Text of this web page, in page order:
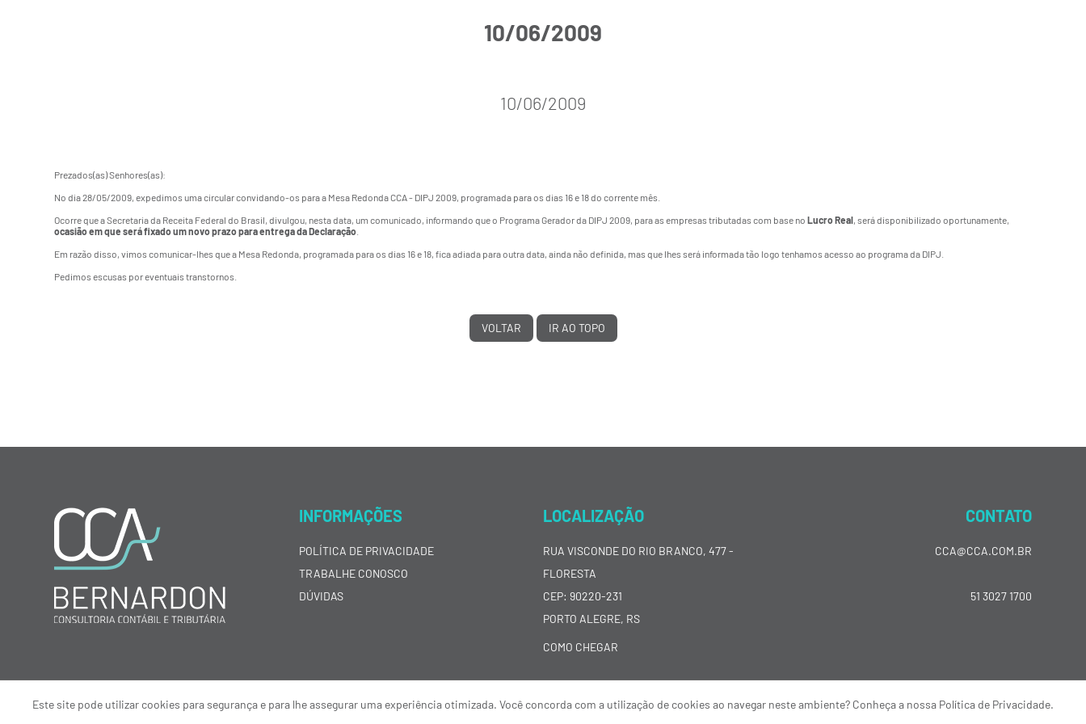
10/06/2009
10/06/2009
Prezados(as) Senhores(as):
No dia 28/05/2009, expedimos uma circular convidando-os para a Mesa Redonda CCA - DIPJ 2009, programada para os dias 16 e 18 do corrente mês.
Ocorre que a Secretaria da Receita Federal do Brasil, divulgou, nesta data, um comunicado, informando que o Programa Gerador da DIPJ 2009, para as empresas tributadas com base noLucro Real, será disponibilizado oportunamente,
ocasião em que será fixado um novo prazo para entrega da Declaração
Em razão disso, vimos comunicar-lhes que a Mesa Redonda, programada para os dias 16 e 18, fica adiada para outra data, ainda não definida, mas que lhes será informada tão logo tenhamos acesso ao programa da DIPJ.
Pedimos escusas por eventuais transtornos.
VOLTAR IR AO TOPO
INFORMAÇÕES
POLÍTICA DE PRIVACIDADE
TRABALHE CONOSCO
DÚVIDAS
LOCALIZAÇÃO
RUA VISCONDE DO RIO BRANCO, 477 -
FLORESTA
CEP: 90220-231
PORTO ALEGRE, RS
COMO CHEGAR
CONTATO
CCA@CCA.COM.BR
51 3027 1700
Este site pode utilizar cookies para segurança e para lhe assegurar uma experiência otimizada. Você concorda com a utilização de cookies ao navegar neste ambiente? Conheça a nossa Política de Privacidade.